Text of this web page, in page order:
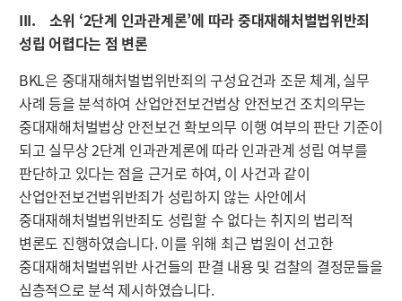
III. 소위 ‘2단계 인과관계론’에 따라 중대재해처벌법위반죄
성립 어렵다는 점 변론
BKL은 중대재해처벌법위반죄의 구성요건과 조문 체계, 실무
사례 등을 분석하여 산업안전보건법상 안전보건 조치의무는
중대재해처벌법상 안전보건 확보의무 이행 여부의 판단 기준이
되고 실무상 2단계 인과관계론에 따라 인과관계 성립 여부를
판단하고 있다는 점을 근거로 하여, 이 사건과 같이
산업안전보건법위반죄가 성립하지 않는 사안에서
중대재해처벌법위반죄도 성립할 수 없다는 취지의 법리적
변론도 진행하였습니다. 이를 위해 최근 법원이 선고한
중대재해처벌법위반 사건들의 판결 내용 및 검찰의 결정문들을
심층적으로 분석 제시하였습니다.